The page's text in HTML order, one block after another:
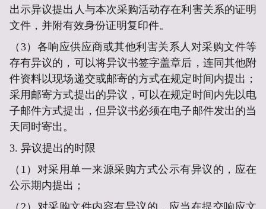
出示异议提出人与本次采购活动存在利害关系的证明
文件，并附有效身份证明复印件。
（3）各响应供应商或其他利害关系人对采购文件等
存有异议的，可以将异议书签字盖章后，连同其他附
件资料以现场递交或邮寄的方式在规定时间内提出；
采用邮寄方式提出的异议，可以在规定时间内先以电
子邮件方式提出，但异议书必须在电子邮件发出的当
天同时寄出。
3. 异议提出的时限
（1）对采用单一来源采购方式公示有异议的，应在
公示期内提出；
（2）对采购文件内容有异议的，应当在提交响应文